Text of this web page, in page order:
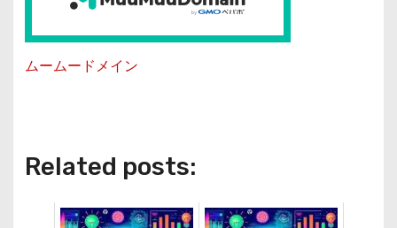
ムームードメイン
Related posts: